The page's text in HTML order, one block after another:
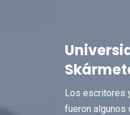
Los escritores
fueron algunos